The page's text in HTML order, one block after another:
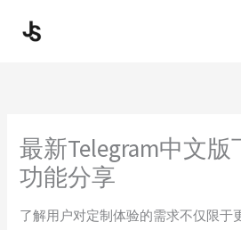
最新Telegram中文
功能分享
了解用户对定制体验的需求不仅限于